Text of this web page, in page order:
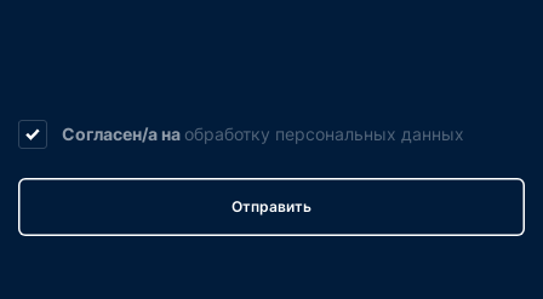
Согласен/а на обработку персональных данных
Отправить